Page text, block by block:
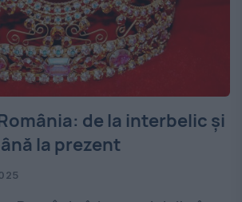
de la interbelic și
la prezent